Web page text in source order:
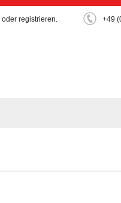
oder registrieren. +49